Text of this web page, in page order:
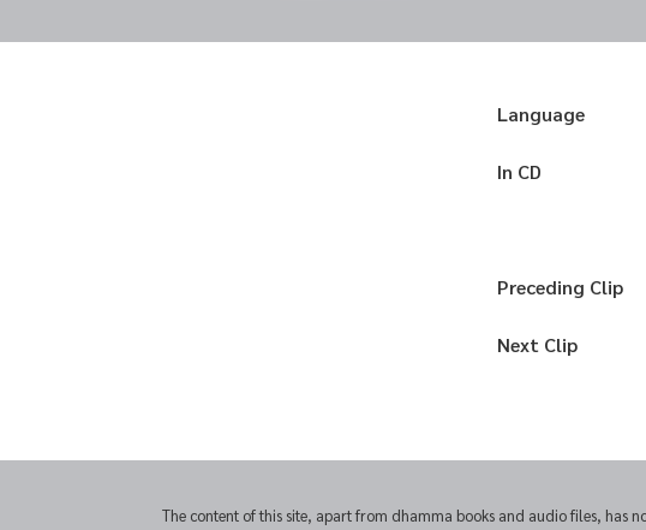
Language
In CD
Preceding Clip
Next Clip
The content of this site, apart from dhamma books and audio files, has